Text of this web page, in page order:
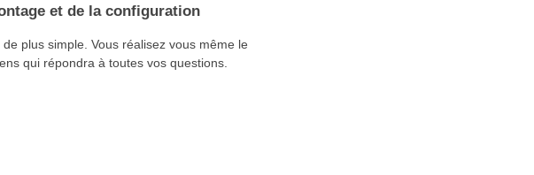
et de la configuration
plus simple. Vous réalisez vous même le
qui répondra à toutes vos questions.